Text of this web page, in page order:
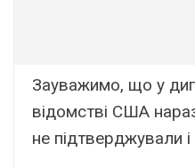
Зауважимо, що у
відомстві США
не підтверджували